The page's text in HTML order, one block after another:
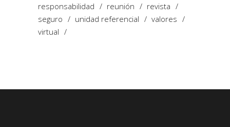
responsabilidad
reunión
revista
seguro
unidad referencial
valores
virtual